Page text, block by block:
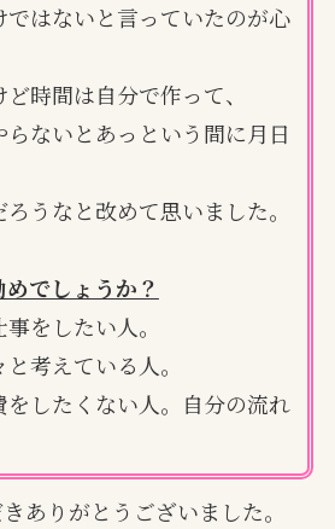
はないと言っていたのが心
時間は自分で作って、
ないとあっという間に月日
うなと改めて思いました。
でしょうか？
をしたい人。
考えている人。
したくない人。自分の流れ
りがとうございました。